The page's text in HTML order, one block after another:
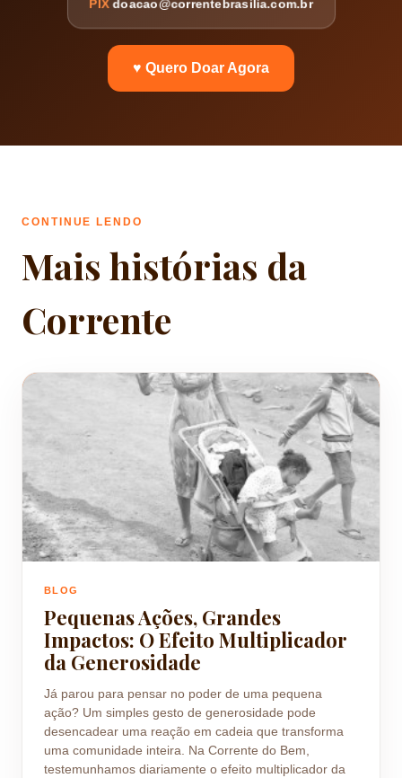
PIX doacao@correntebrasilia.com.br
♥ Quero Doar Agora
CONTINUE LENDO
Mais histórias da
Corrente
BLOG
Pequenas Ações, Grandes
Impactos: O Efeito Multiplicador
da Generosidade
Já parou para pensar no poder de uma pequena
ação? Um simples gesto de generosidade pode
desencadear uma reação em cadeia que transforma
uma comunidade inteira. Na Corrente do Bem,
testemunhamos diariamente o efeito multiplicador da